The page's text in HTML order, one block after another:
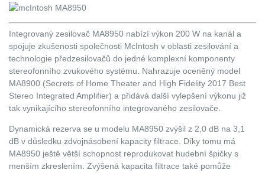
Integrovaný zesilovač MA8950 nabízí výkon 200 W na kanál a
spojuje zkušenosti společnosti McIntosh v oblasti zesilování a
technologie předzesilovačů do jedné komplexní komponenty
stereofonního zvukového systému. Nahrazuje oceněný model
MA8900 (Secrets of Home Theater and High Fidelity 2017 Best
Stereo Integrated Amplifier) a přidává další vylepšení výkonu již
tak vynikajícího stereofonního integrovaného zesilovače.
Dynamická rezerva se u modelu MA8950 zvýšil z 2,0 dB na 3,1
dB v důsledku zdvojnásobení kapacity filtrace. Díky tomu má
MA8950 ještě větší schopnost reprodukovat hudební špičky s
menším zkreslením. Zvýšená kapacita filtrace také pomůže